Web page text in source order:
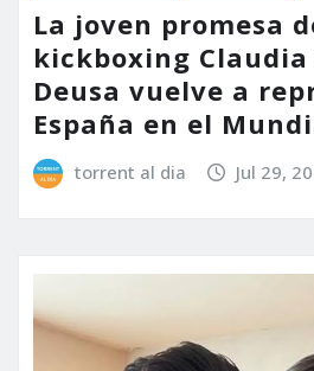
La joven promesa
kickboxing Claudia
Deusa vuelve a
España en el
torrent al dia Jul 29,